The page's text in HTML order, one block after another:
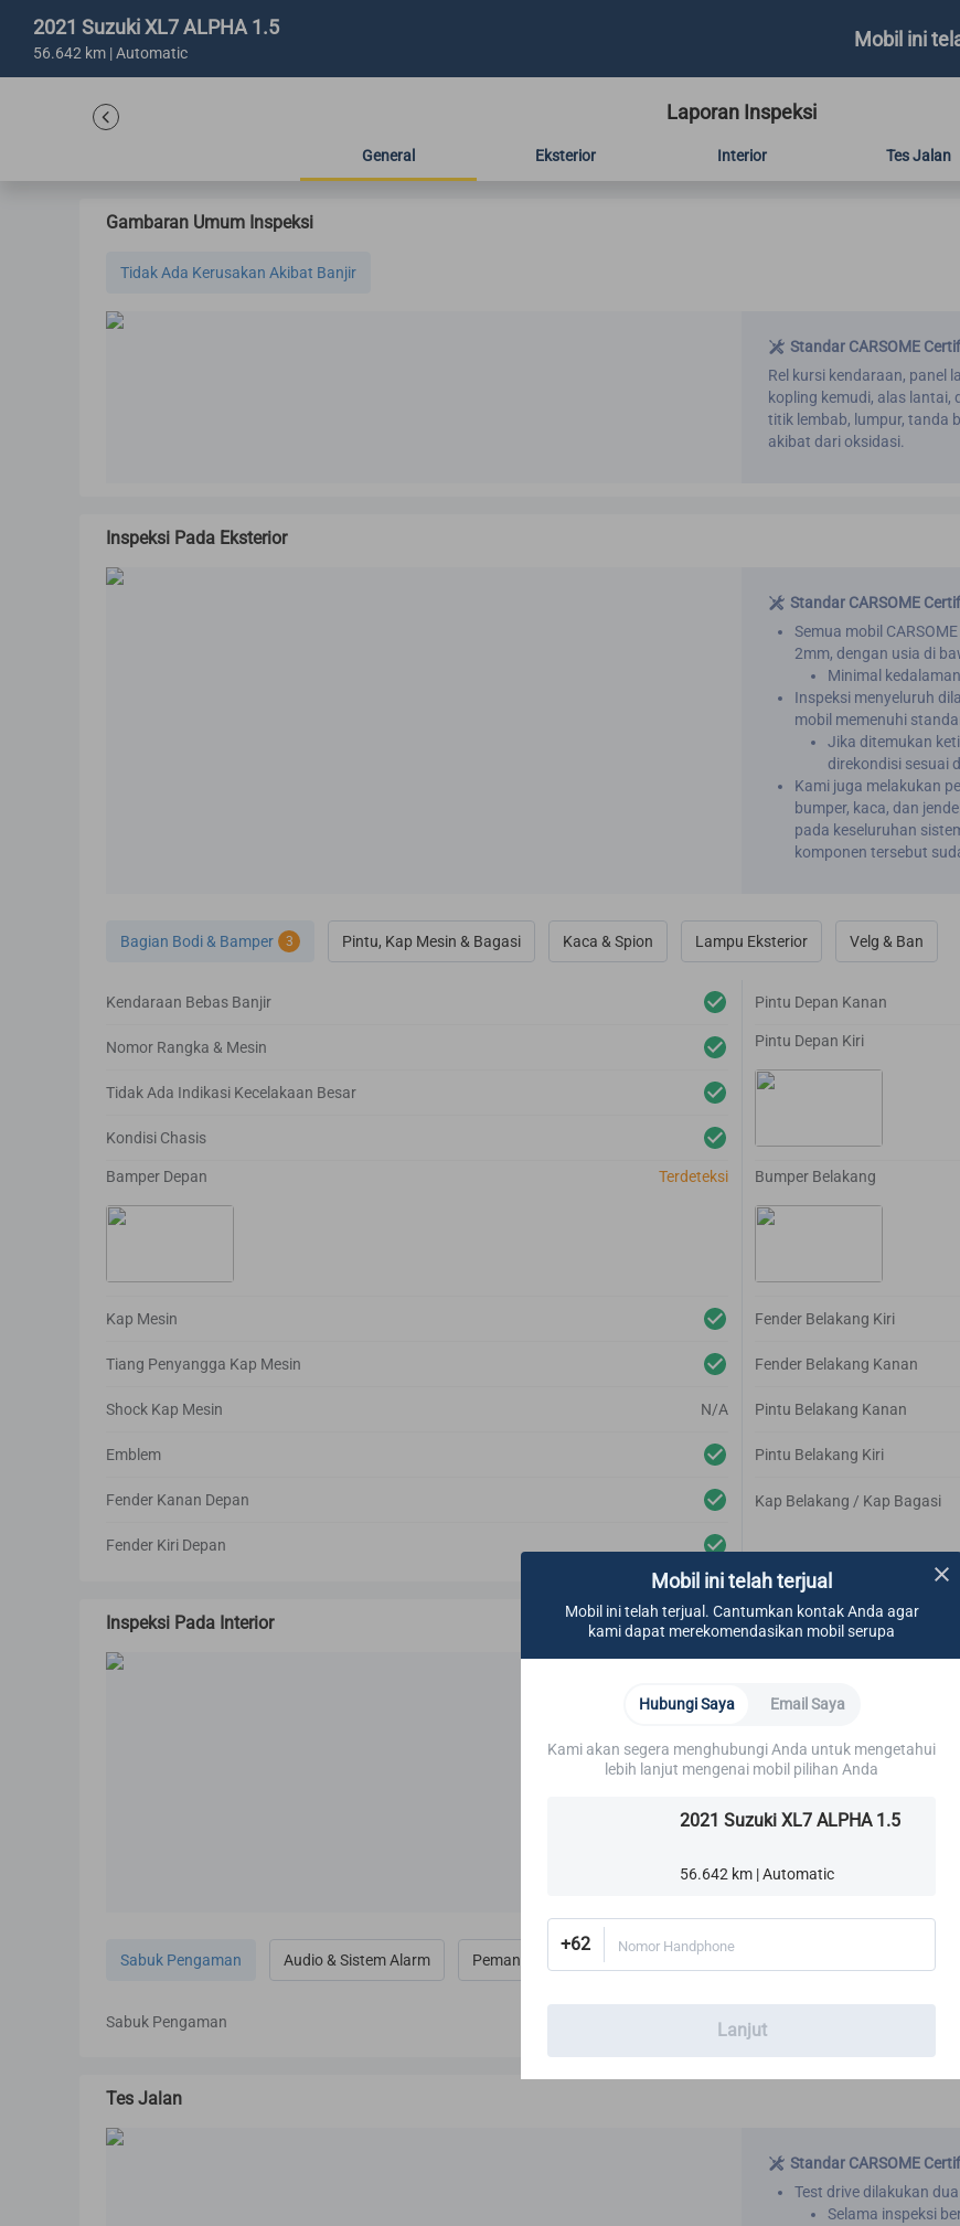
2021 Suzuki XL7 ALPHA 1.5
56.642 km | Automatic
Mobil ini
Laporan Inspeksi
General Eksterior Interior Tes Jalan
Gambaran Umum Inspeksi
Tidak Ada Kerusakan Akibat Banjir
Standar CARSOME
Rel kursi kendaraan, panel
kopling kemudi, alas
titik lembab, lumpur, tanda
akibat dari oksidasi.
Inspeksi Pada Eksterior
Standar CARSOME
Semua mobil
2mm, dengan usia di
Minimal
Inspeksi menyeluruh
mobil memenuhi
Jika ditemukan
direkondisi sesuai
Kami juga melakukan
bumper, kaca, dan
pada keseluruhan
komponen tersebut
Bagian Bodi & Bamper 3 Pintu, Kap Mesin & Bagasi Kaca & Spion Lampu Eksterior Velg & Ban
Kendaraan Bebas Banjir
Nomor Rangka & Mesin
Tidak Ada Indikasi Kecelakaan Besar
Kondisi Chasis
Bamper Depan Terdeteksi
Kap Mesin
Tiang Penyangga Kap Mesin
Shock Kap Mesin N/A
Emblem
Fender Kanan Depan
Fender Kiri Depan
Pintu Depan Kanan
Pintu Depan Kiri
Bumper Belakang
Fender Belakang Kiri
Fender Belakang Kanan
Pintu Belakang Kanan
Pintu Belakang Kiri
Kap Belakang / Kap Bagasi
Inspeksi Pada Interior
Standar CARSOME
Seluruh area yang
karpet, dan dasbor
Kondisi AC mobil tidak
AC berfungsi dengan
Rekondisi yang kami
pembersihan
Inspeksi dan rekondisi
mobil telah memenuhi
Sabuk Pengaman Audio & Sistem Alarm Pemanas Kaca, Sistem Udara, Ac, Kabut & Penghilang Embun
Sabuk Pengaman
Tes Jalan
Standar CARSOME
Test drive dilakukan
Selama inspeksi
Mobil ini telah terjual
Mobil ini telah terjual. Cantumkan kontak Anda agar
kami dapat merekomendasikan mobil serupa
Hubungi Saya Email Saya
Kami akan segera menghubungi Anda untuk mengetahui
lebih lanjut mengenai mobil pilihan Anda
2021 Suzuki XL7 ALPHA 1.5
56.642 km | Automatic
+62 Nomor Handphone
Lanjut